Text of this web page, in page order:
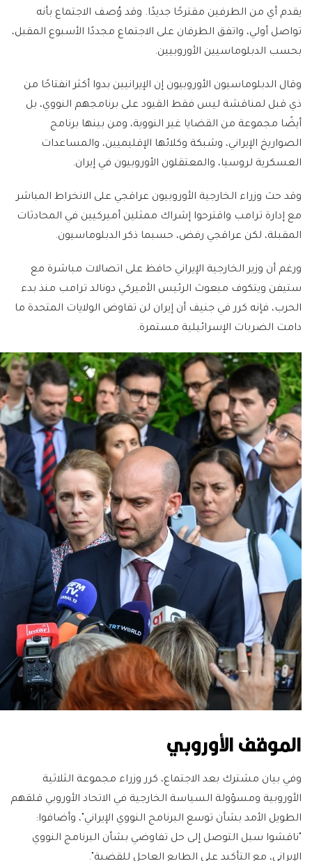
يقدم أي من الطرفين مقترحًا جديدًا. وقد وُصف الاجتماع بأنه
تواصل أولي، واتفق الطرفان على الاجتماع مجددًا الأسبوع المقبل،
بحسب الدبلوماسيين الأوروبيين.
وقال الدبلوماسيون الأوروبيون إن الإيرانيين بدوا أكثر انفتاحًا من
ذي قبل لمناقشة ليس فقط القيود على برنامجهم النووي، بل
أيضًا مجموعة من القضايا غير النووية، ومن بينها برنامج
الصواريخ الإيراني، وشبكة وكلائها الإقليميين، والمساعدات
العسكرية لروسيا، والمعتقلون الأوروبيون في إيران.
وقد حث وزراء الخارجية الأوروبيون عراقجي على الانخراط المباشر
مع إدارة ترامب واقترحوا إشراك ممثلين أميركيين في المحادثات
المقبلة، لكن عراقجي رفض، حسبما ذكر الدبلوماسيون.
ورغم أن وزير الخارجية الإيراني حافظ على اتصالات مباشرة مع
ستيفن ويتكوف مبعوث الرئيس الأميركي دونالد ترامب منذ بدء
الحرب، فإنه كرر في جنيف أن إيران لن تفاوض الولايات المتحدة ما
دامت الضربات الإسرائيلية مستمرة.
الموقف الأوروبي
وفي بيان مشترك بعد الاجتماع، كرر وزراء مجموعة الثلاثية
الأوروبية ومسؤولة السياسة الخارجية في الاتحاد الأوروبي قلقهم
الطويل الأمد بشأن توسع البرنامج النووي الإيراني"، وأضافوا:
"ناقشوا سبل التوصل إلى حل تفاوضي بشأن البرنامج النووي
الإيراني، مع التأكيد على الطابع العاجل للقضية".